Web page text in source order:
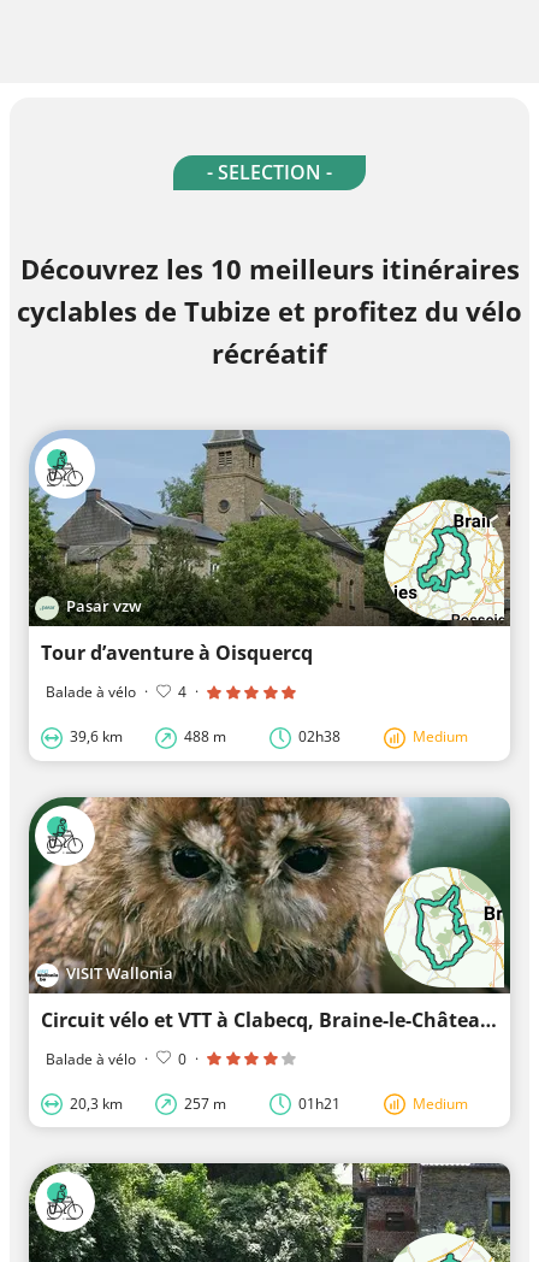
- SELECTION -
Découvrez les 10 meilleurs itinéraires
cyclables de Tubize et profitez du vélo
récréatif
Pasar vzw
Tour d’aventure à Oisquercq
Balade à vélo · 4 ·
39,6 km 488 m 02h38 Medium
VISIT Wallonia
Circuit vélo et VTT à Clabecq, Braine-le-Château et Ittre
Balade à vélo · 0 ·
20,3 km 257 m 01h21 Medium